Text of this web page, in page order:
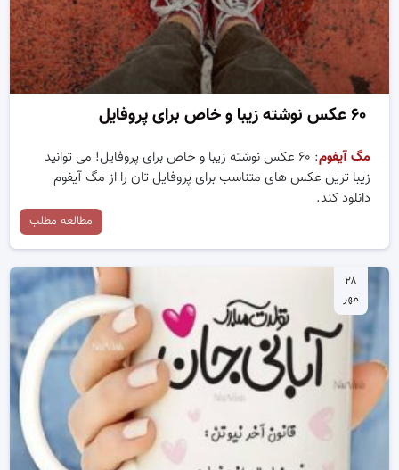
۶۰ عکس نوشته زیبا و خاص برای پروفایل
مگ آیفوم
: ۶۰ عکس نوشته زیبا و خاص برای پروفایل! می توانید
زیبا ترین عکس های متناسب برای پروفایل تان را از مگ آیفوم
دانلود کند.
مطالعه مطلب
۲۸
مهر